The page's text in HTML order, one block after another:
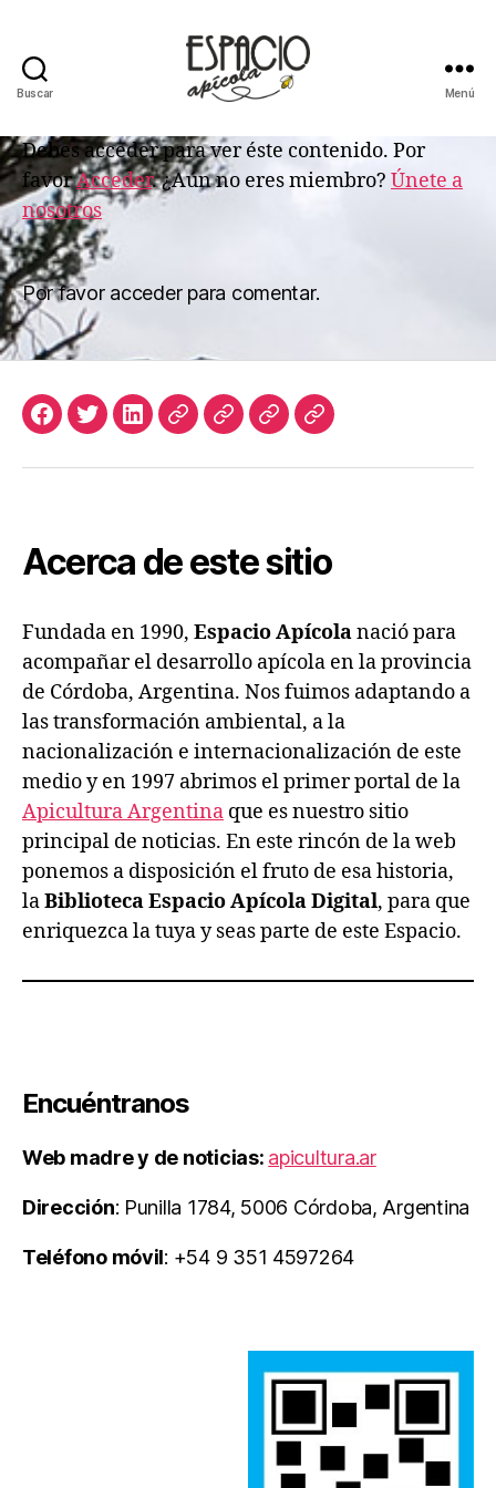
Buscar
APICOLA
Menú
Debes acceder para ver éste contenido. Por
favorAcceder. ¿Aún no eres miembro? Únete a
nosotros
Por favor acceder para comentar.
Facebook
TwitterLinkedInApicultura
Join AccesoBiblioteca
Acerca de este sitio
Fundada en 1990, Espacio Apícolanació para
acompañar el desarrollo apícola en la provincia
de Córdoba, Argentina. Nos fuimos adaptando a
las transformación ambiental, a la
nacionalización e internacionalización de este
medio y en 1997 abrimos el primer portal de la
Apicultura Argentina que es nuestro sitio
principal de noticias. En este rincón de la web
ponemos a disposición el fruto de esa historia,
laBiblioteca Espacio Apícola Digital, para que
enriquezca la tuya y seas parte de este Espacio.
Encuéntranos
Web madre y de noticias: apicultura.ar
Dirección: Punilla 1784, 5006 Córdoba, Argentina
Teléfono móvil: +54 9 351 4597264